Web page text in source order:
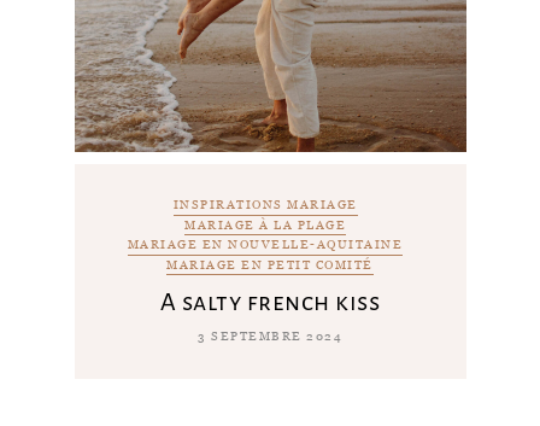
INSPIRATIONS MARIAGE
MARIAGE À LA PLAGE
MARIAGE EN NOUVELLE-AQUITAINE
MARIAGE EN PETIT COMITÉ
A salty french kiss
3 SEPTEMBRE 2024